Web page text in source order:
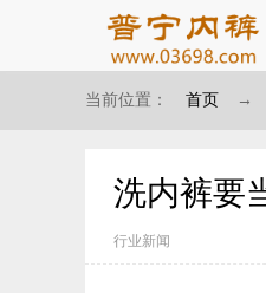
当前位置： 首页 →
洗内裤要
行业新闻